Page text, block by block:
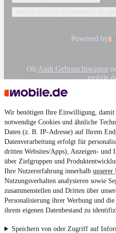
Wir benötigen Ihre Einwilligung, damit
notwendige Cookies und ähnliche
Daten (z. B. IP-Adresse) auf Ihrem
Datenverarbeitung erfolgt für
dritten Websites/Apps), Anzeigen- und
über Zielgruppen und
Ihre Nutzererfahrung innerhalb unserer
Nutzungsverhalten analysieren sowie
zusammenstellen und Dritten über
Personalisierung ihrer Werbung und
ihrem eigenen Datenbestand zu
Speichern von oder Zugriff auf
Powered by
Ob Audi Gebrauchtwagen